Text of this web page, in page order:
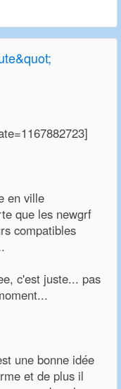
en ville
que les newgrf
compatibles
c'est juste... pas
une bonne idée
et de plus il